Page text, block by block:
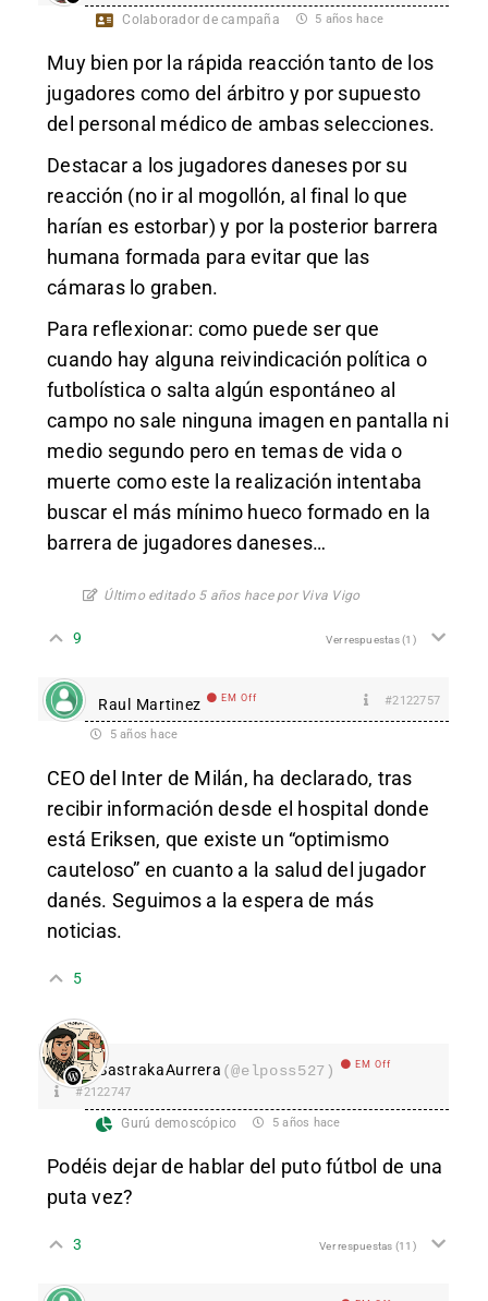
Colaborador de campaña 5 años hace
Muy bien por la rápida reacción tanto de los
jugadores como del árbitro y por supuesto
del personal médico de ambas selecciones.
Destacar a los jugadores daneses por su
reacción (no ir al mogollón, al final lo que
harían es estorbar) y por la posterior barrera
humana formada para evitar que las
cámaras lo graben.
Para reflexionar: como puede ser que
cuando hay alguna reivindicación política o
futbolística o salta algún espontáneo al
campo no sale ninguna imagen en pantalla ni
medio segundo pero en temas de vida o
muerte como este la realización intentaba
buscar el más mínimo hueco formado en la
barrera de jugadores daneses…
Último editado 5 años hace por Viva Vigo
9 Ver respuestas(1)
Raul Martinez EM Off #2122757
5 años hace
CEO del Inter de Milán, ha declarado, tras
recibir información desde el hospital donde
está Eriksen, que existe un “optimismo
cauteloso” en cuanto a la salud del jugador
danés. Seguimos a la espera de más
noticias.
5
SastrakaAurrera (@elposs527) EM Off
#2122747
Gurú demoscópico 5 años hace
Podéis dejar de hablar del puto fútbol de una
puta vez?
3 Ver respuestas (11)